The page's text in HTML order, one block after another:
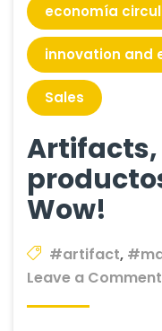
economía
innovation and
Sales
Artifacts,
Wow!
#artifact,
Leave a Comment